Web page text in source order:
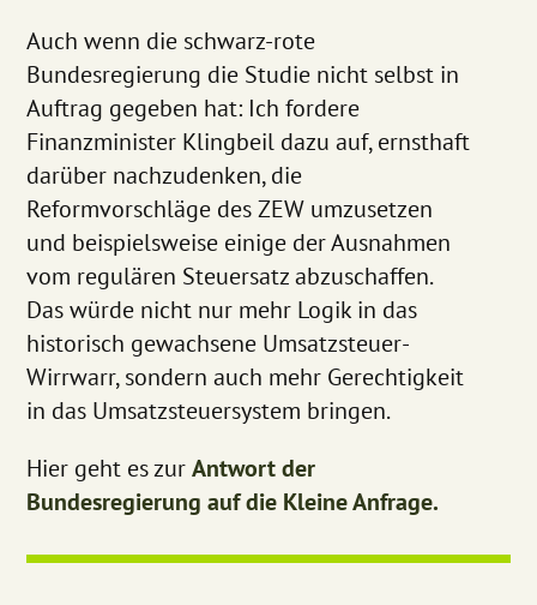
Auch wenn die schwarz-rote
Bundesregierung die Studie nicht selbst in
Auftrag gegeben hat: Ich fordere
Finanzminister Klingbeil dazu auf, ernsthaft
darüber nachzudenken, die
Reformvorschläge des ZEW umzusetzen
und beispielsweise einige der Ausnahmen
vom regulären Steuersatz abzuschaffen.
Das würde nicht nur mehr Logik in das
historisch gewachsene Umsatzsteuer-
Wirrwarr, sondern auch mehr Gerechtigkeit
in das Umsatzsteuersystem bringen.
Hier geht es zurAntwort der
Bundesregierung auf die Kleine Anfrage.